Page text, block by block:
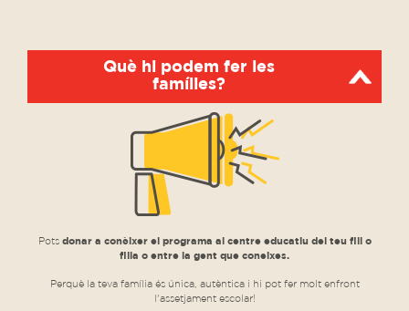
Què hi podem fer les
famílies?
Pots donar a conèixer el programa al centre educatiu del teu fill o
filla o entre la gent que coneixes.
Perquè la teva família és única, autèntica i hi pot fer molt enfront
l'assetjament escolar!